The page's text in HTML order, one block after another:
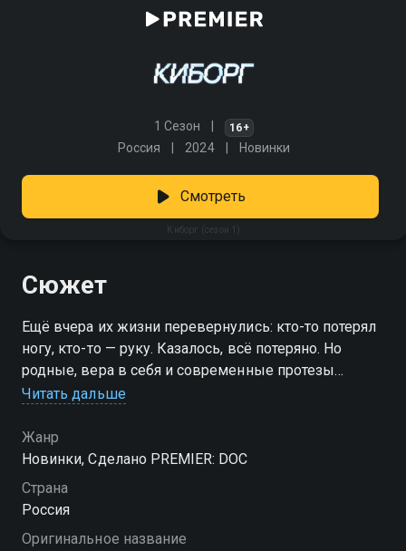
1 Сезон 16+
Россия 2024 Новинки
Киборг (сезон 1)
Смотреть
Сюжет
Ещё вчера их жизни перевернулись: кто-то потерял
ногу, кто-то — руку. Казалось, всё потеряно. Но
родные, вера в себя и современные протезы
помогли встать на ноги — в прямом и переносном
открыли в себе новые возможности и стали
сильнее, чем были. Среди героев — олимпийский
чемпион Роман Костомаров, который не сдался и
идёт вперёд с невероятной решимостью. «Киборг»
Читать дальше
Жанр
Новинки, Сделано PREMIER: DOC
Страна
Россия
Оригинальное название